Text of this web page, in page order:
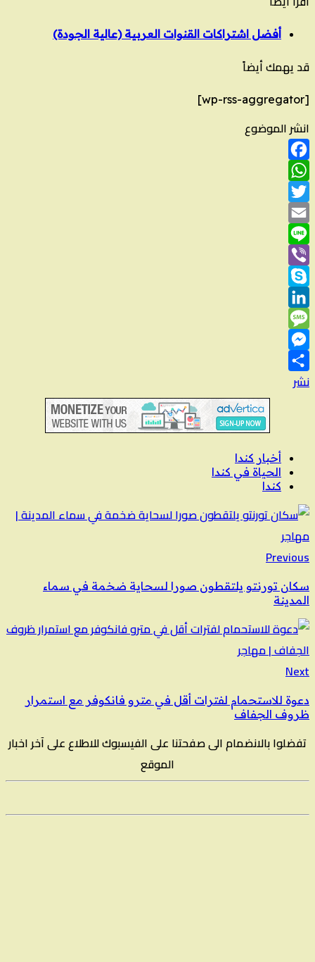
أفضل اشتراكات القنوات العربية (عالية الجودة)
قد يهمك أيضاً
[wp-rss-aggregator]
انشر الموضوع
Facebook
WhatsApp
Twitter
Email
Line
Viber
Skype
LinkedIn
Message
Messenger
نشر
أخبار كندا
الحياة في كندا
كندا
Previous
سكان تورنتو يلتقطون صورا لسحاية ضخمة في سماء
المدينة
Next
دعوة للاستحمام لفترات أقل في مترو فانكوفر مع استمرار
ظروف الجفاف
تفضلوا بالانضمام الى صفحتنا على الفيسبوك للاطلاع على آخر اخبار
الموقع